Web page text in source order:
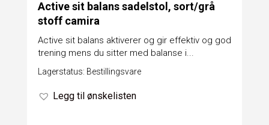
Active sit balans sadelstol, sort/grå
stoff camira
Active sit balans aktiverer og gir effektiv og god
trening mens du sitter med balanse i...
Lagerstatus: Bestillingsvare
Legg til ønskelisten